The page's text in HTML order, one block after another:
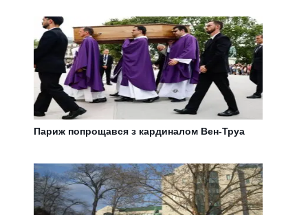
Париж попрощався з кардиналом Вен-Труа